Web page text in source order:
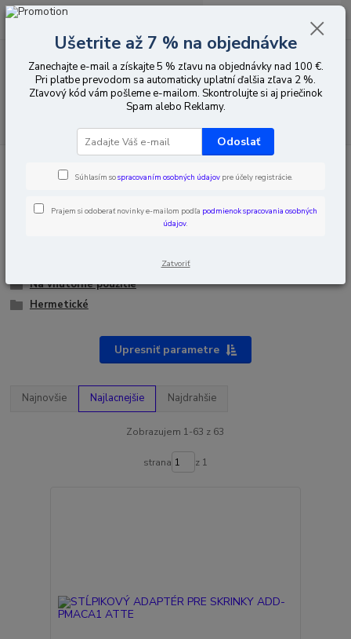
Menu
0,00 EUR
Na vnútorné použitie
Hermetické
Upresniť parametre
Najnovšie Najlacnejšie Najdrahšie
Zobrazujem 1-63 z 63
strana z 1
Ušetrite až 7 % na objednávke
Zanechajte e-mail a získajte 5 % zľavu na objednávky nad 100 €.
Pri platbe prevodom sa automaticky uplatní ďalšia zľava 2 %.
Zľavový kód vám pošleme e-mailom. Skontrolujte si aj priečinok
Spam alebo Reklamy.
Odoslať
Súhlasím sospracovaním osobných údajov pre účely registrácie.
Prajem si odoberať novinky e-mailom podľa podmienok spracovania osobných
údajov.
Zatvoriť